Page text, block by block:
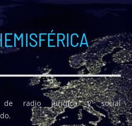
de radio jurídica y social